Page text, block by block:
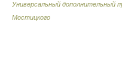
Универсальный дополнительный
Мостицкого